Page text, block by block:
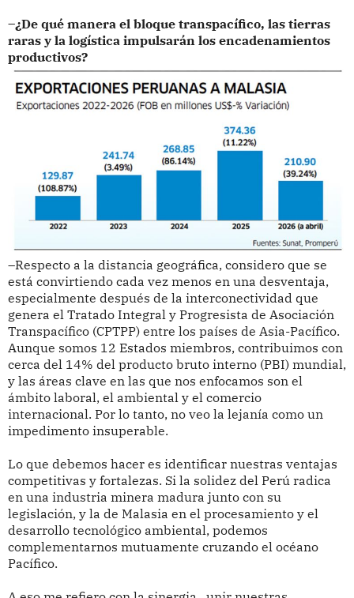
–¿De qué manera el bloque transpacífico, las tierras
raras y la logística impulsarán los encadenamientos
productivos?
–Respecto a la distancia geográfica, considero que se
está convirtiendo cada vez menos en una desventaja,
especialmente después de la interconectividad que
genera el Tratado Integral y Progresista de Asociación
Transpacífico (CPTPP) entre los países de Asia-Pacífico.
Aunque somos 12 Estados miembros, contribuimos con
cerca del 14% del producto bruto interno (PBI) mundial,
y las áreas clave en las que nos enfocamos son el
ámbito laboral, el ambiental y el comercio
internacional. Por lo tanto, no veo la lejanía como un
impedimento insuperable.
Lo que debemos hacer es identificar nuestras ventajas
competitivas y fortalezas. Si la solidez del Perú radica
en una industria minera madura junto con su
legislación, y la de Malasia en el procesamiento y el
desarrollo tecnológico ambiental, podemos
complementarnos mutuamente cruzando el océano
Pacífico.